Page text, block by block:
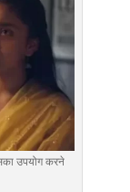
उपयोग करने